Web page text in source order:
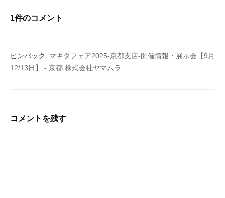
1件のコメント
ピンバック: マキタフェア2025-京都支店-開催情報・展示会【9月
12/13日】 - 京都 株式会社ヤマムラ
コメントを残す